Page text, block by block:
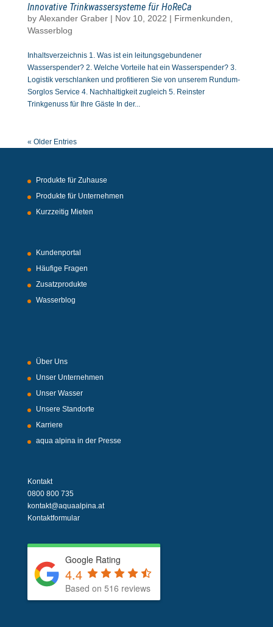
Innovative Trinkwassersysteme für HoReCa
by Alexander Graber| Nov 10, 2022 | Firmenkunden
Wasserblog
Inhaltsverzeichnis 1. Was ist ein leitungsgebundener
Wasserspender? 2. Welche Vorteile hat ein Wasserspender? 3.
Logistik verschlanken und profitieren Sie von unserem Rundum-
Sorglos Service 4. Nachhaltigkeit zugleich 5. Reinster
Trinkgenuss für Ihre Gäste In der...
« Older Entries
Produkte für Zuhause
Produkte für Unternehmen
Kurzzeitig Mieten
Kundenportal
Häufige Fragen
Zusatzprodukte
Wasserblog
Über Uns
Unser Unternehmen
Unser Wasser
Unsere Standorte
Karriere
aqua alpina in der Presse
Kontakt
0800 800 735
kontakt@aquaalpina.at
Kontaktformular
Google Rating
4.4
Based on 516 reviews